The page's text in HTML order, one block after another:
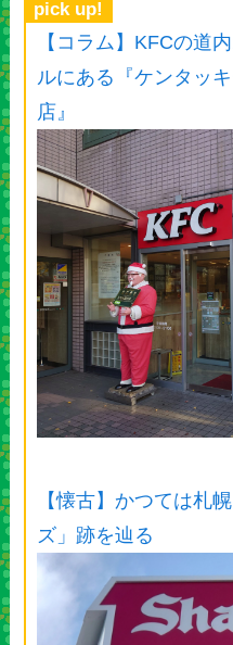
pick up!
【コラム】KFCの道
ルにある『ケンタッ
店』
【懐古】かつては札
ズ」跡を辿る